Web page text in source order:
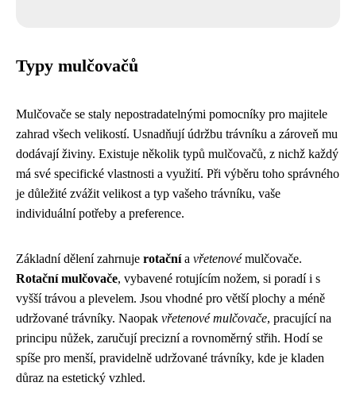
Typy mulčovačů
Mulčovače se staly nepostradatelnými pomocníky pro majitele
zahrad všech velikostí. Usnadňují údržbu trávníku a zároveň mu
dodávají živiny. Existuje několik typů mulčovačů, z nichž každý
má své specifické vlastnosti a využití. Při výběru toho správného
je důležité zvážit velikost a typ vašeho trávníku, vaše
individuální potřeby a preference.
Základní dělení zahrnuje rotačnía vřetenovémulčovače.
Rotační mulčovače, vybavené rotujícím nožem, si poradí i s
vyšší trávou a plevelem. Jsou vhodné pro větší plochy a méně
udržované trávníky. Naopak vřetenové mulčovače, pracující na
principu nůžek, zaručují precizní a rovnoměrný střih. Hodí se
spíše pro menší, pravidelně udržované trávníky, kde je kladen
důraz na estetický vzhled.